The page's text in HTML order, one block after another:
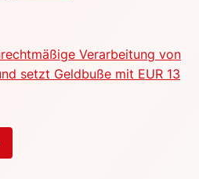
Verarbeitung von
setzt Geldbuße mit EUR 13